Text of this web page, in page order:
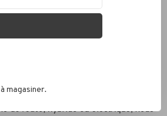
Services conseil
de route, hybride ou électrique, nous
magasiner.